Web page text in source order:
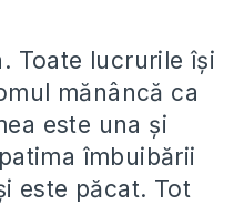
Toate lucrurile își
mănâncă ca
este una și
îmbuibării
este păcat. Tot